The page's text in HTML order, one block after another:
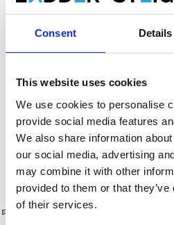
Consent Details
This website uses cookies
We use cookies to personalise
provide social media features
We also share information
our social media, advertising
may combine it with other
provided to them or that
of their services.
EuroScaffold Original
75x250 hauteur travail 8,2
m
€2.299,00 €2.499,00 HT
Afficher le produit
Plus de 10 000 clients satisfaits